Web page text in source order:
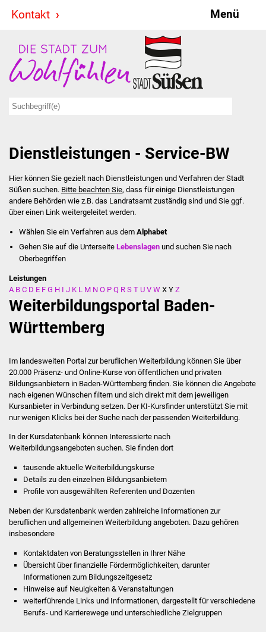
Kontakt Menü
Stadt & Politik
Bürgermeister
Ausschüsse
Ratsinformationssystem
Jugendbeirat
Summerrockfestival
Stadtverwaltung
Stellenangebote
Kontakt
Veröffentlichungen
FNP / Bebauungspläne
Wahlen
Jubiläumsjahr 2021
Partnerstädte
Dienstleistungen - Service-BW
Hier können Sie gezielt nach Dienstleistungen und Verfahren der Stadt
Süßen suchen. Bitte beachten Sie, dass für einige Dienstleistungen
andere Behörden wie z.B. das Landratsamt zuständig sind und Sie ggf.
über einen Link weitergeleitet werden.
Wählen Sie ein Verfahren aus dem Alphabet
Gehen Sie auf die UnterseiteLebenslagen und suchen Sie nach
Oberbegriffen
Leistungen
A B C D E F G H I J K L M N O P Q R S T U V W X Y Z
Weiterbildungsportal Baden-
Württemberg
Im landesweiten Portal zur beruflichen Weiterbildung können Sie über
20.000 Präsenz- und Online-Kurse von öffentlichen und privaten
Bildungsanbietern in Baden-Württemberg finden. Sie können die Angebote
nach eigenen Wünschen filtern und sich direkt mit dem jeweiligen
Kursanbieter in Verbindung setzen. Der KI-Kursfinder unterstützt Sie mit
nur wenigen Klicks bei der Suche nach der passenden Weiterbildung.
In der Kursdatenbank können Interessierte nach
Weiterbildungsangeboten suchen. Sie finden dort
tausende aktuelle Weiterbildungskurse
Details zu den einzelnen Bildungsanbietern
Profile von ausgewählten Referenten und Dozenten
Neben der Kursdatenbank werden zahlreiche Informationen zur
beruflichen und allgemeinen Weiterbildung angeboten. Dazu gehören
insbesondere
Kontaktdaten von Beratungsstellen in Ihrer Nähe
Übersicht über finanzielle Fördermöglichkeiten, darunter
Informationen zum Bildungszeitgesetz
Hinweise auf Neuigkeiten & Veranstaltungen
weiterführende Links und Informationen, dargestellt für verschiedene
Berufs- und Karrierewege und unterschiedliche Zielgruppen